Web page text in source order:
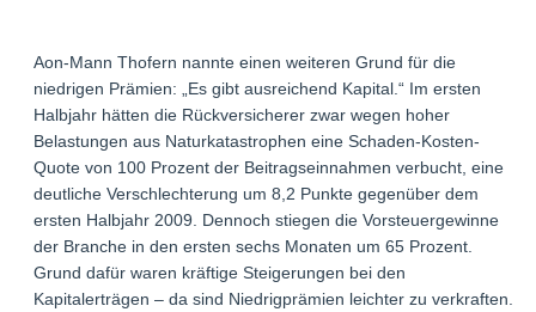
Aon-Mann Thofern nannte einen weiteren Grund für die
niedrigen Prämien: „Es gibt ausreichend Kapital.“ Im ersten
Halbjahr hätten die Rückversicherer zwar wegen hoher
Belastungen aus Naturkatastrophen eine Schaden-Kosten-
Quote von 100 Prozent der Beitragseinnahmen verbucht, eine
deutliche Verschlechterung um 8,2 Punkte gegenüber dem
ersten Halbjahr 2009. Dennoch stiegen die Vorsteuergewinne
der Branche in den ersten sechs Monaten um 65 Prozent.
Grund dafür waren kräftige Steigerungen bei den
Kapitalerträgen – da sind Niedrigprämien leichter zu verkraften.